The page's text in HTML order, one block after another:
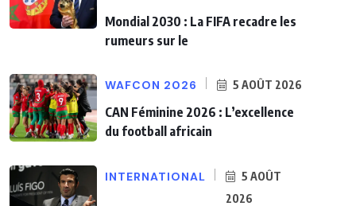
Mondial 2030 : La FIFA recadre les
rumeurs sur le
WAFCON 2026 5 AOÛT 2026
CAN Féminine 2026 : L’excellence
du football africain
INTERNATIONAL
5 AOÛT
2026